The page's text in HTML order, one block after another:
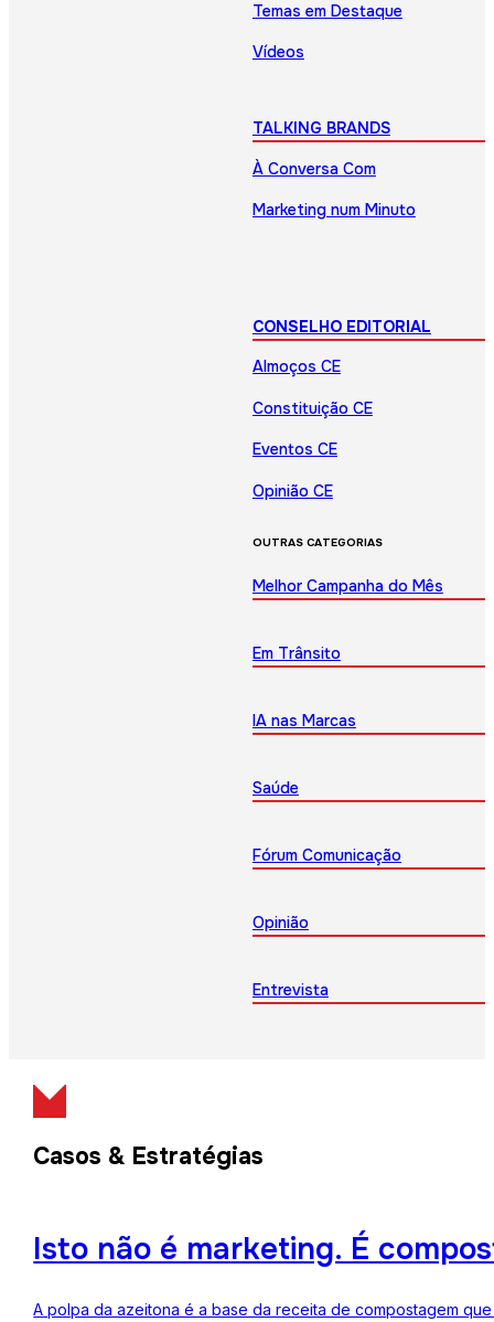
Temas em Destaque
Vídeos
TALKING BRANDS
À Conversa Com
Marketing num Minuto
CONSELHO EDITORIAL
Almoços CE
Constituição CE
Eventos CE
Opinião CE
OUTRAS CATEGORIAS
Melhor Campanha do Mês
Em Trânsito
IA nas Marcas
Saúde
Fórum Comunicação
Opinião
Entrevista
Casos & Estratégias
Isto não é marketing. É
A polpa da azeitona é a base da receita de compostagem